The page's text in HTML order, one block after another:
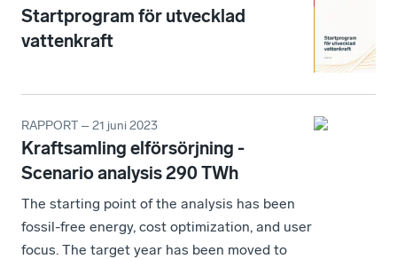
Startprogram för utvecklad
vattenkraft
RAPPORT – 21 juni 2023
Kraftsamling elförsörjning -
Scenario analysis 290 TWh
The starting point of the analysis has been
fossil-free energy, cost optimization, and user
focus. The target year has been moved to